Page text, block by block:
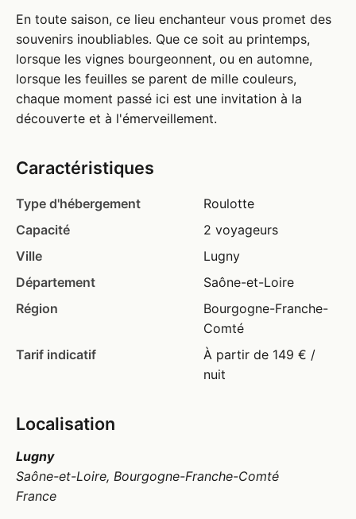
En toute saison, ce lieu enchanteur vous promet des
souvenirs inoubliables. Que ce soit au printemps,
lorsque les vignes bourgeonnent, ou en automne,
lorsque les feuilles se parent de mille couleurs,
chaque moment passé ici est une invitation à la
découverte et à l'émerveillement.
Caractéristiques
Type d'hébergement
Roulotte
Capacité
2 voyageurs
Ville
Lugny
Département
Saône-et-Loire
Région
Bourgogne-Franche-
Comté
Tarif indicatif
À partir de 149 € /
nuit
Localisation
Lugny
Saône-et-Loire, Bourgogne-Franche-Comté
France